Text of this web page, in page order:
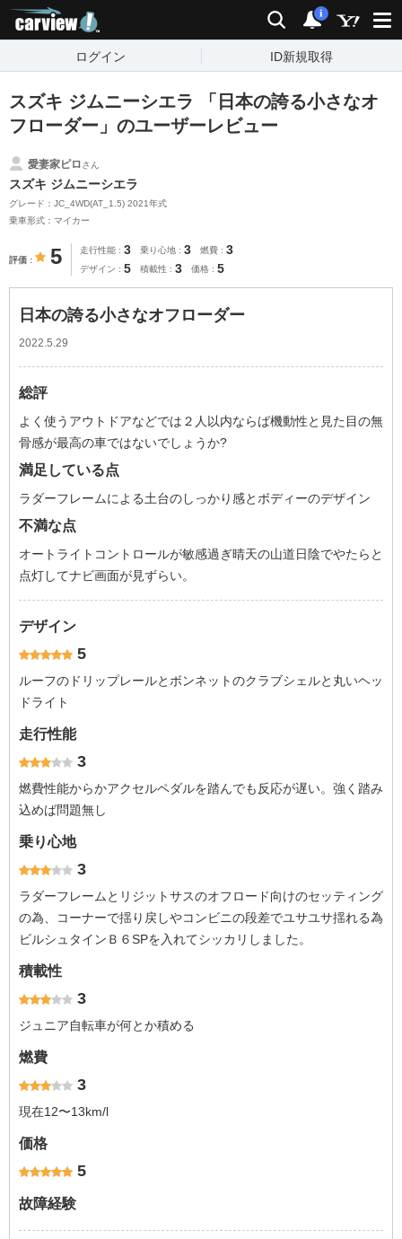
検索 通知
i
ログイン ID新規取得
スズキ ジムニーシエラ 「日本の誇る小さなオ
フローダー」のユーザーレビュー
愛妻家ピロさん
スズキ ジムニーシエラ
グレード：JC_4WD(AT_1.5) 2021年式
乗車形式：マイカー
評価 5 走行性能 3 乗り心地 3 燃費 3
デザイン 5 積載性 3 価格 5
日本の誇る小さなオフローダー
2022.5.29
総評
よく使うアウトドアなどでは２人以内ならば機動性と見た目の無
骨感が最高の車ではないでしょうか?
満足している点
ラダーフレームによる土台のしっかり感とボディーのデザイン
不満な点
オートライトコントロールが敏感過ぎ晴天の山道日陰でやたらと
点灯してナビ画面が見ずらい。
デザイン
5
ルーフのドリップレールとボンネットのクラブシェルと丸いヘッ
ドライト
走行性能
3
燃費性能からかアクセルペダルを踏んでも反応が遅い。強く踏み
込めば問題無し
乗り心地
3
ラダーフレームとリジットサスのオフロード向けのセッティング
の為、コーナーで揺り戻しやコンビニの段差でユサユサ揺れる為
ビルシュタインＢ６SPを入れてシッカリしました。
積載性
3
ジュニア自転車が何とか積める
燃費
3
現在12〜13km/l
価格
5
故障経験